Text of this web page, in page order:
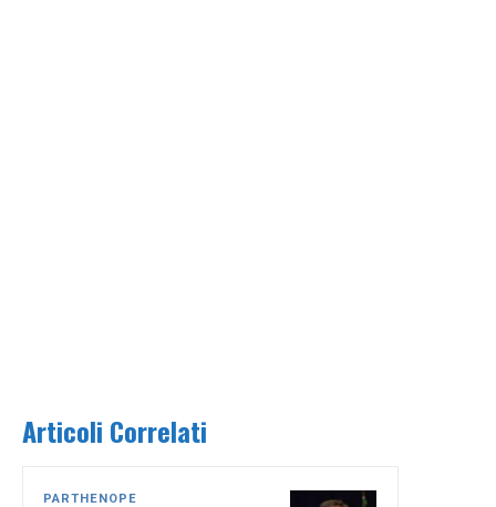
Articoli Correlati
PARTHENOPE